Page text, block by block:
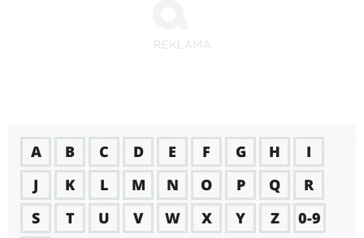
A B C D E F G H
I
J
K L M N O P Q
R
S
T U V W X Y Z
0-9